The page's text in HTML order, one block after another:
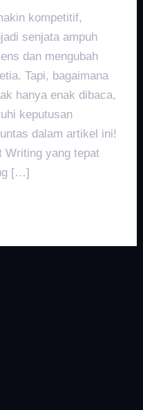
kompetitif,
senjata ampuh
dan mengubah
Tapi, bagaimana
hanya enak dibaca,
keputusan
dalam artikel ini!
Writing yang tepat
[…]